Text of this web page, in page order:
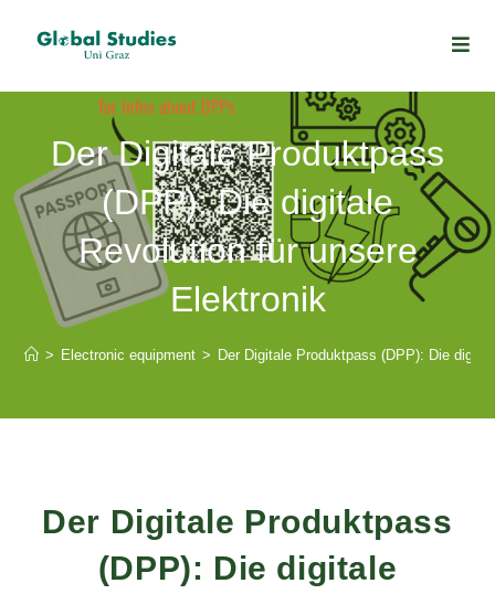
Der Digitale Produktpass
(DPP): Die digitale
Revolution für unsere
Elektronik
> Electronic equipment > Der Digitale Produktpass (DPP): Die
Der Digitale Produktpass
(DPP): Die digitale